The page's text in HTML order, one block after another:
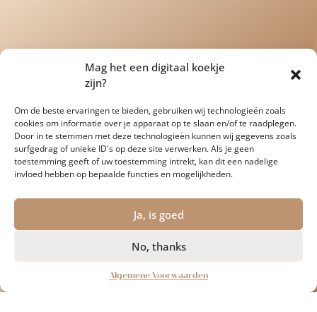
Mag het een digitaal koekje
zijn?
Om de beste ervaringen te bieden, gebruiken wij technologieën zoals
cookies om informatie over je apparaat op te slaan en/of te raadplegen.
Door in te stemmen met deze technologieën kunnen wij gegevens zoals
surfgedrag of unieke ID's op deze site verwerken. Als je geen
toestemming geeft of uw toestemming intrekt, kan dit een nadelige
invloed hebben op bepaalde functies en mogelijkheden.
Ja, is goed
No, thanks
Algemene Voorwaarden